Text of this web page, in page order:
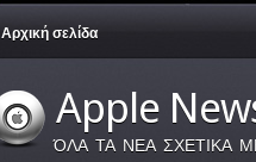
Αρχική σελίδα
Apple
ΌΛΑ ΤΑ ΝΕΑ ΣΧΕΤΙΚΑ